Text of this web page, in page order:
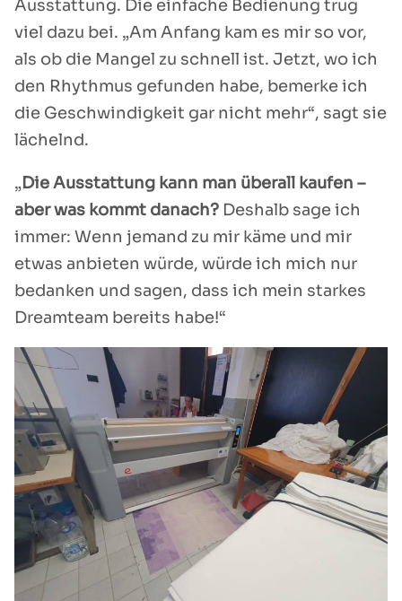
Ausstattung. Die einfache Bedienung trug
viel dazu bei. „Am Anfang kam es mir so vor,
als ob die Mangel zu schnell ist. Jetzt, wo ich
den Rhythmus gefunden habe, bemerke ich
die Geschwindigkeit gar nicht mehr“, sagt sie
lächelnd.
„ Die Ausstattung kann man überall kaufen –
aber was kommt danach? Deshalb sage ich
immer: Wenn jemand zu mir käme und mir
etwas anbieten würde, würde ich mich nur
bedanken und sagen, dass ich mein starkes
Dreamteam bereits habe!“